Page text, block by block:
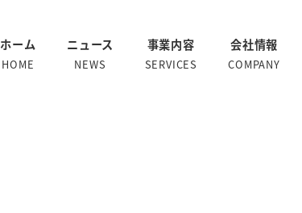
ホーム
HOME
ニュース
NEWS
事業内容
SERVICES
会社情報
COMPANY